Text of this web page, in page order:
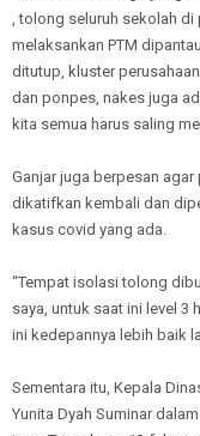
, tolong seluruh sekolah
melaksankan PTM
ditutup, kluster
dan ponpes, nakes juga
kita semua harus saling
Ganjar juga berpesan
dikatifkan kembali dan
kasus covid yang ada.
“Tempat isolasi tolong
saya, untuk saat ini level 3
ini kedepannya lebih baik
Sementara itu, Kepala
Yunita Dyah Suminar